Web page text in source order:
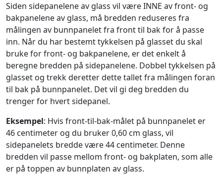
Siden sidepanelene av glass vil være INNE av front- og
bakpanelene av glass, må bredden reduseres fra
målingen av bunnpanelet fra front til bak for å passe
inn. Når du har bestemt tykkelsen på glasset du skal
bruke for front- og bakpanelene, er det enkelt å
beregne bredden på sidepanelene. Dobbel tykkelsen på
glasset og trekk deretter dette tallet fra målingen foran
til bak på bunnpanelet. Det vil gi deg bredden du
trenger for hvert sidepanel.
Eksempel: Hvis front-til-bak-målet på bunnpanelet er
46 centimeter og du bruker 0,60 cm glass, vil
sidepanelets bredde være 44 centimeter. Denne
bredden vil passe mellom front- og bakplaten, som alle
er på toppen av bunnplaten av glass.